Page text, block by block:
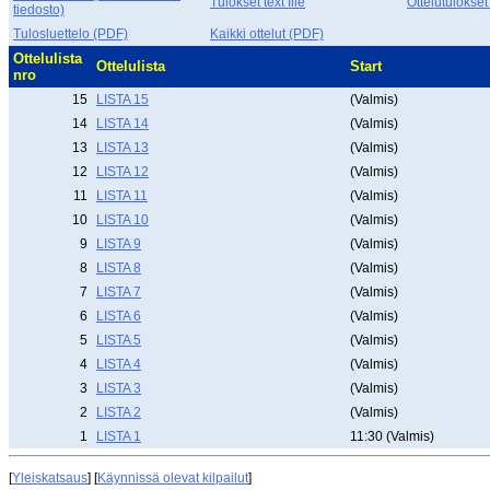
tiedosto)
Tulosluettelo (PDF) Kaikki ottelut (PDF)
Ottelulista
nro
Ottelulista Start
15 LISTA 15
(Valmis)
14
LISTA 14
(Valmis)
13
LISTA 13
(Valmis)
12
LISTA 12
(Valmis)
11
LISTA 11
(Valmis)
10
LISTA 10
(Valmis)
9
LISTA 9
(Valmis)
8
LISTA 8
(Valmis)
7
LISTA 7
(Valmis)
6
LISTA 6
(Valmis)
5
LISTA 5
(Valmis)
4
LISTA 4
(Valmis)
3
LISTA 3
(Valmis)
2
LISTA 2
(Valmis)
1
LISTA 1 11:30 (Valmis)
[Yleiskatsaus] [Käynnissä olevat kilpailut]